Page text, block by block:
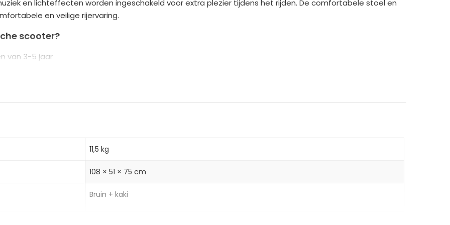
n
en lichteffecten worden ingeschakeld voor extra plezier tijdens het rijden. De comfortabele stoel en
en veilige rijervaring.
scooter?
van 3-5 jaar
11,5 kg
108 × 51 × 75 cm
Bruin + kaki